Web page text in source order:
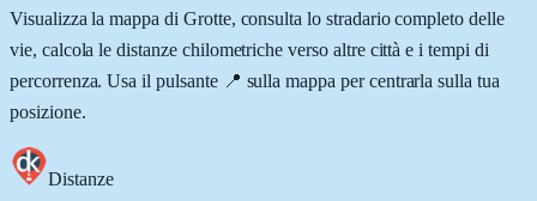
Visualizza la mappa di Grotte, consulta lo stradario completo delle
vie, calcola le distanze chilometriche verso altre città e i tempi di
percorrenza. Usa il pulsante 📍 sulla mappa per centrarla sulla tua
posizione.
Distanze